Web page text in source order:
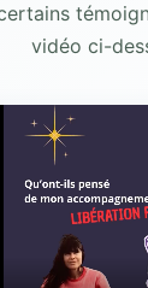
vidéo ci-